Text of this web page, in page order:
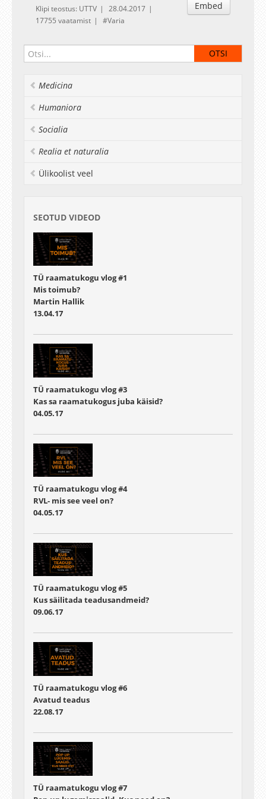
Embed
Klipi teostus: UTTV
28.04.2017
17755 vaatamist
Varia
Medicina
Humaniora
Socialia
Realia et naturalia
Ülikoolist veel
SEOTUD VIDEOD
TÜ raamatukogu vlog #1
Mis toimub?
Martin Hallik
13.04.17
TÜ raamatukogu vlog #3
Kas sa raamatukogus juba käisid?
04.05.17
TÜ raamatukogu vlog #4
RVL- mis see veel on?
04.05.17
TÜ raamatukogu vlog #5
Kus säilitada teadusandmeid?
09.06.17
TÜ raamatukogu vlog #6
Avatud teadus
22.08.17
TÜ raamatukogu vlog #7